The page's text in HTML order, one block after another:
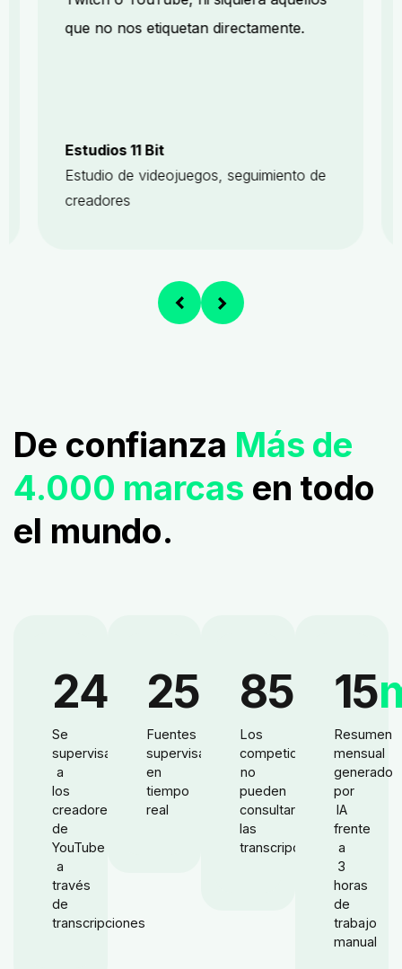
que no nos etiquetan directamente.
Estudios 11 Bit
Estudio de videojuegos, seguimiento de
creadores
De confianza Más de
4.000 marcas en todo
el mundo.
24
Se
supervisa
a
los
creadores
de
YouTube
a
través
de
transcripciones
25 M+
Fuentes
supervisadas
en
tiempo
real
85 %
Los
competidores
no
pueden
consultar
las
transcripciones
15
Resumen
mensual
generado
por
IA
frente
a
3
horas
de
trabajo
manual